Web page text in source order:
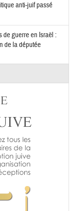
anti-juif passé
de guerre en Israël :
de la députée